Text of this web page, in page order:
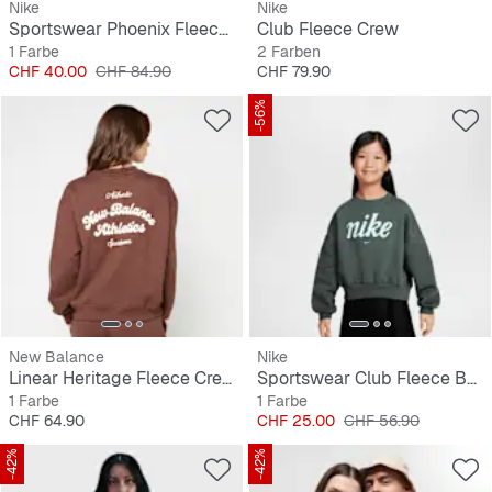
Nike
Sportswear Phoenix Fleece Oversized Crew
1 Farbe
Preis
CHF 40.00 Originalpreis
CHF 84.90
Nike
Club Fleece Crew
2 Farben
Preis
CHF 79.90
New Balance
Linear Heritage Fleece Crew
1 Farbe
Preis
CHF 64.90
-56%
Nike
Sportswear Club Fleece Boxy Crew Graphics Star
1 Farbe
Preis
CHF 25.00 Originalpreis
CHF 56.90
-42% -42%